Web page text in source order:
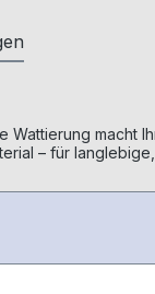
macht
– für